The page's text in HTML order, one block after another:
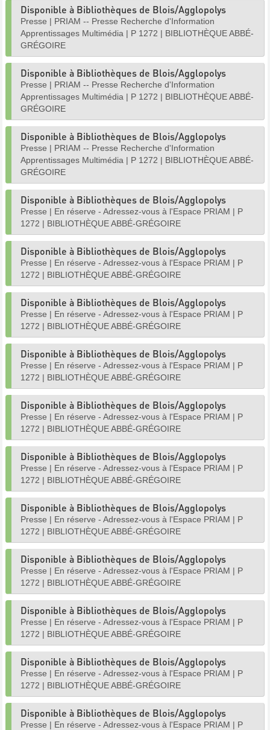
Disponible à Bibliothèques de Blois/Agglopolys
Presse | PRIAM -- Presse Recherche d'Information
Apprentissages Multimédia | P 1272 | BIBLIOTHÈQUE ABBÉ-
GRÉGOIRE
Disponible à Bibliothèques de Blois/Agglopolys
Presse | PRIAM -- Presse Recherche d'Information
Apprentissages Multimédia | P 1272 | BIBLIOTHÈQUE ABBÉ-
GRÉGOIRE
Disponible à Bibliothèques de Blois/Agglopolys
Presse | PRIAM -- Presse Recherche d'Information
Apprentissages Multimédia | P 1272 | BIBLIOTHÈQUE ABBÉ-
GRÉGOIRE
Disponible à Bibliothèques de Blois/Agglopolys
Presse | En réserve - Adressez-vous à l'Espace PRIAM | P
1272 | BIBLIOTHÈQUE ABBÉ-GRÉGOIRE
Disponible à Bibliothèques de Blois/Agglopolys
Presse | En réserve - Adressez-vous à l'Espace PRIAM | P
1272 | BIBLIOTHÈQUE ABBÉ-GRÉGOIRE
Disponible à Bibliothèques de Blois/Agglopolys
Presse | En réserve - Adressez-vous à l'Espace PRIAM | P
1272 | BIBLIOTHÈQUE ABBÉ-GRÉGOIRE
Disponible à Bibliothèques de Blois/Agglopolys
Presse | En réserve - Adressez-vous à l'Espace PRIAM | P
1272 | BIBLIOTHÈQUE ABBÉ-GRÉGOIRE
Disponible à Bibliothèques de Blois/Agglopolys
Presse | En réserve - Adressez-vous à l'Espace PRIAM | P
1272 | BIBLIOTHÈQUE ABBÉ-GRÉGOIRE
Disponible à Bibliothèques de Blois/Agglopolys
Presse | En réserve - Adressez-vous à l'Espace PRIAM | P
1272 | BIBLIOTHÈQUE ABBÉ-GRÉGOIRE
Disponible à Bibliothèques de Blois/Agglopolys
Presse | En réserve - Adressez-vous à l'Espace PRIAM | P
1272 | BIBLIOTHÈQUE ABBÉ-GRÉGOIRE
Disponible à Bibliothèques de Blois/Agglopolys
Presse | En réserve - Adressez-vous à l'Espace PRIAM | P
1272 | BIBLIOTHÈQUE ABBÉ-GRÉGOIRE
Disponible à Bibliothèques de Blois/Agglopolys
Presse | En réserve - Adressez-vous à l'Espace PRIAM | P
1272 | BIBLIOTHÈQUE ABBÉ-GRÉGOIRE
Disponible à Bibliothèques de Blois/Agglopolys
Presse | En réserve - Adressez-vous à l'Espace PRIAM | P
1272 | BIBLIOTHÈQUE ABBÉ-GRÉGOIRE
Disponible à Bibliothèques de Blois/Agglopolys
Presse | En réserve - Adressez-vous à l'Espace PRIAM | P